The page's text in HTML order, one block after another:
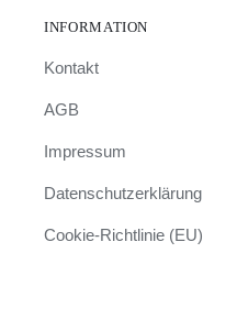
INFORMATION
Kontakt
AGB
Impressum
Datenschutzerklärung
Cookie-Richtlinie (EU)